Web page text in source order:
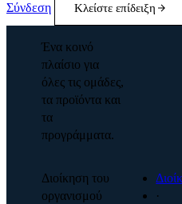
Σύνδεση Κλείστε επίδειξη
Ένα κοινό
πλαίσιο για
όλες τις ομάδες,
τα προϊόντα και
τα
προγράμματα.
Διοίκηση του
οργανισμού
·